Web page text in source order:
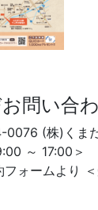
問い合
(株)くま
～ 17:00＞
フォームより